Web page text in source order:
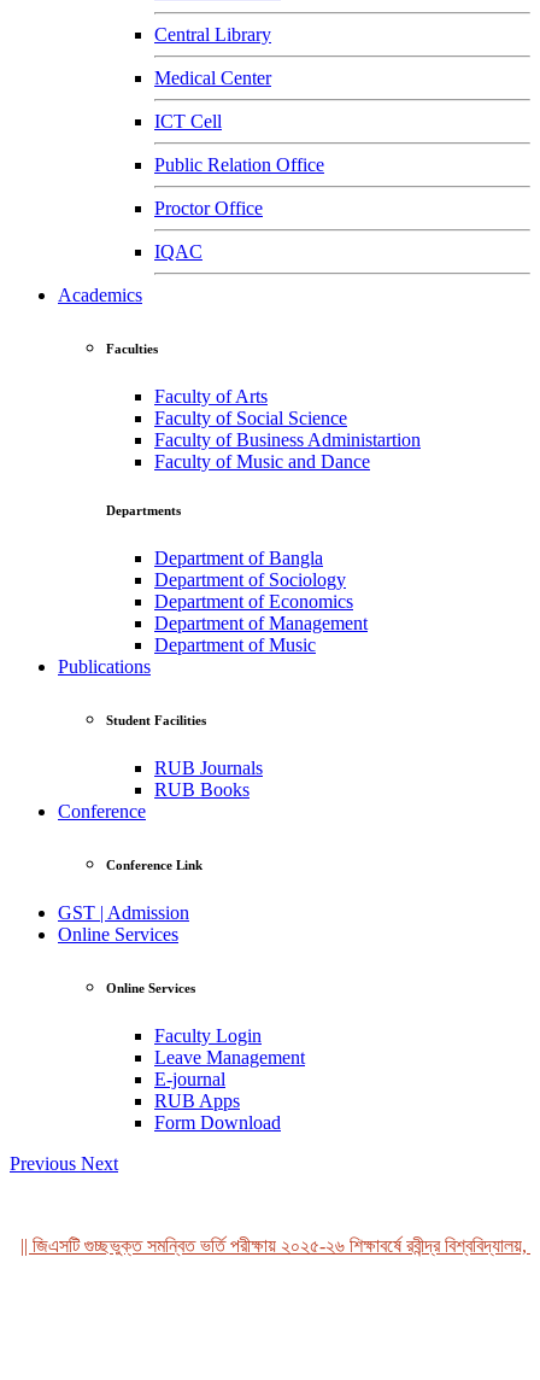
Central Library
Medical Center
ICT Cell
Public Relation Office
Proctor Office
IQAC
Academics
Faculties
Faculty of Arts
Faculty of Social Science
Faculty of Business Administartion
Faculty of Music and Dance
Departments
Department of Bangla
Department of Sociology
Department of Economics
Department of Management
Department of Music
Publications
Student Facilities
RUB Journals
RUB Books
Conference
Conference Link
GST | Admission
Online Services
Online Services
Faculty Login
Leave Management
E-journal
RUB Apps
Form Download
Previous Next
জিএসটি গুচ্ছভুক্ত সমন্বিত ভর্তি পরীক্ষায় ২০২৫-২৬ শিক্ষাবর্ষে রবীন্দ্র বিশ্ববিদ্যালয়,